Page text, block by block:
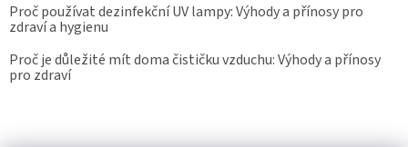
Proč používat dezinfekční UV lampy: Výhody a přínosy pro
zdraví a hygienu
Proč je důležité mít doma čističku vzduchu: Výhody a přínosy
pro zdraví